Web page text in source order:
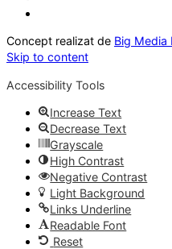
Concept realizat de Big Media
Skip to content
Accessibility Tools
Increase Text
Decrease Text
Grayscale
High Contrast
Negative Contrast
Light Background
Links Underline
Readable Font
Reset